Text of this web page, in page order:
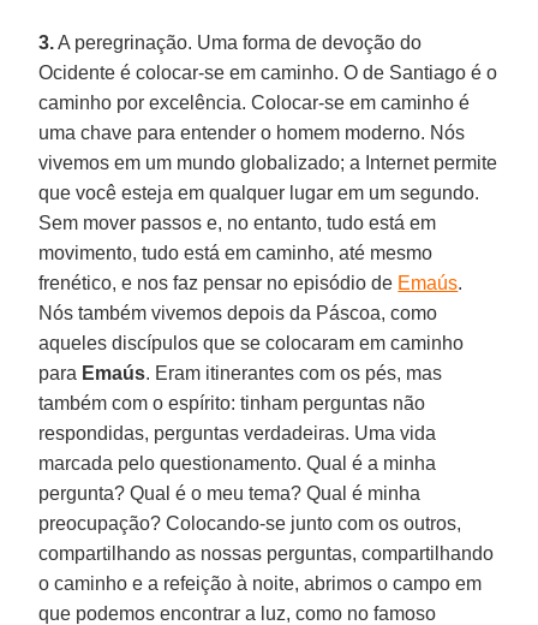
3.A peregrinação. Uma forma de devoção do
Ocidente é colocar-se em caminho. O de Santiago é o
caminho por excelência. Colocar-se em caminho é
uma chave para entender o homem moderno. Nós
vivemos em um mundo globalizado; a Internet permite
que você esteja em qualquer lugar em um segundo.
Sem mover passos e, no entanto, tudo está em
movimento, tudo está em caminho, até mesmo
frenético, e nos faz pensar no episódio de Emaús.
Nós também vivemos depois da Páscoa, como
aqueles discípulos que se colocaram em caminho
para Emaús. Eram itinerantes com os pés, mas
também com o espírito: tinham perguntas não
respondidas, perguntas verdadeiras. Uma vida
marcada pelo questionamento. Qual é a minha
pergunta? Qual é o meu tema? Qual é minha
preocupação? Colocando-se junto com os outros,
compartilhando as nossas perguntas, compartilhando
o caminho e a refeição à noite, abrimos o campo em
que podemos encontrar a luz, como no famoso